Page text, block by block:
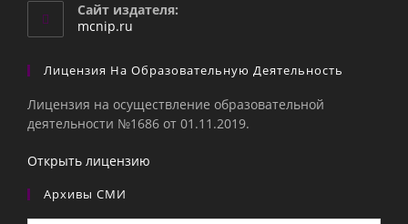
Сайт издателя:
mcnip.ru
Лицензия На Образовательную Деятельность
Лицензия на осуществление образовательной
деятельности №1686 от 01.11.2019.
Открыть лицензию
Архивы СМИ